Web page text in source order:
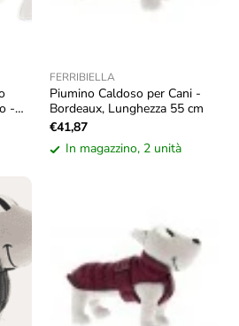
-
FERRIBIELLA
Piumino Caldoso per Cani -
Bordeaux, Lunghezza 55 cm
€41,87
In magazzino, 2 unità